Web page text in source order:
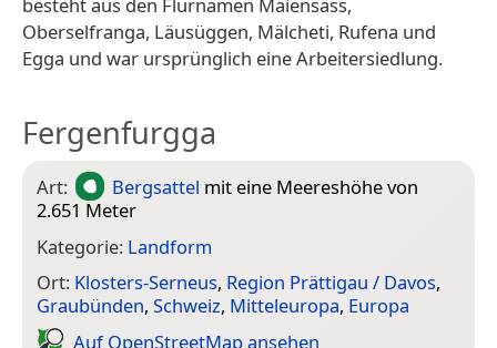
Oberselfranga, Läusüggen, Mälcheti, Rufena und
Egga und war ursprünglich eine Arbeitersiedlung.
Fergenfurgga
Art: Bergsattel mit eine Meereshöhe von
2.651 Meter
Kategorie: Landform
Ort: Klosters-Serneus, Region Prättigau / Davos,
Graubünden, Schweiz, Mitteleuropa, Europa
Auf Open­Street­Map ansehen